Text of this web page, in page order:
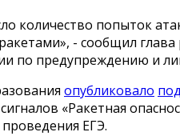
количество попыток
- сообщил глава
по предупреждению и
опубликовало
«Ракетная
ЕГЭ.